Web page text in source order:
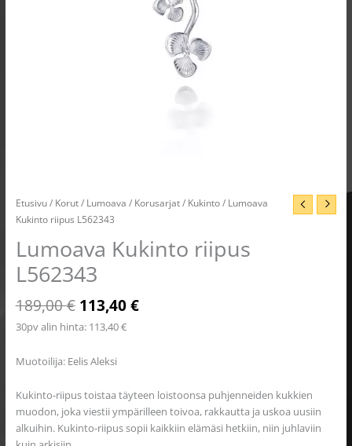
Etusivu/ Korut/ Lumoava / Korusarjat/ Kukinto/ Lumoava
Kukinto riipus L562343
Lumoava Kukinto riipus
L562343
189,00€ 113,40€
30pv alin hinta: 113,40€
Muotoilija: Eelis Aleksi
Kukinto-riipus toistaa täyteen loistoonsa puhjenneiden kukkien
muodon, joka viestii ympärilleen toivoa, rakkautta ja uskoa uusiin
alkuihin. Kukinto-riipus sopii kaikkiin elämäsi hetkiin, niin juhlaviin